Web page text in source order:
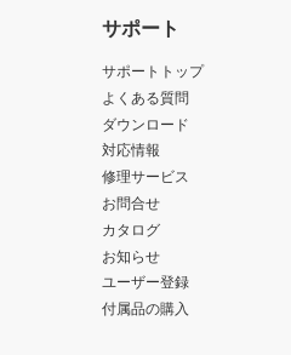
サポート
サポートトップ
よくある質問
ダウンロード
対応情報
修理サービス
お問合せ
カタログ
お知らせ
ユーザー登録
付属品の購入